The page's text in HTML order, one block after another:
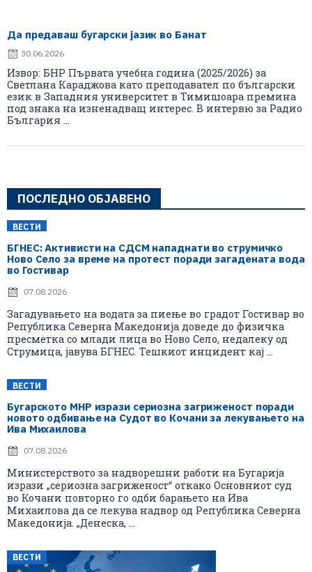
Да предаваш бугарски јазик во Банат
30.06.2026
Извор: БНР Първата учебна година (2025/2026) за
Светлана Караджова като преподавател по български
език в Западния университет в Тимишоара премина
под знака на изненадващ интерес. В интервю за Радио
България ...
ПОСЛЕДНО ОБЈАВЕНО
ВЕСТИ
БГНЕС: Aктивисти на СДСМ нападнати во струмичко
Ново Село за време на протест поради загадената вода
во Гостивар
07.08.2026
Загадувањето на водата за пиење во градот Гостивар во
Република Северна Македонија доведе до физичка
пресметка со млади лица во Ново Село, недалеку од
Струмица, јавува БГНЕС. Тешкиот инцидент кај ...
ВЕСТИ
Бугарското МНР изрази сериозна загриженост поради
новото одбивање на Судот во Кочани за лекувањето на
Ива Михаилова
07.08.2026
Министерството за надворешни работи на Бугарија
изрази „сериозна загриженост“ откако Основниот суд
во Кочани повторно го одби барањето на Ива
Михаилова да се лекува надвор од Република Северна
Македонија. „Денеска, ...
ВЕСТИ